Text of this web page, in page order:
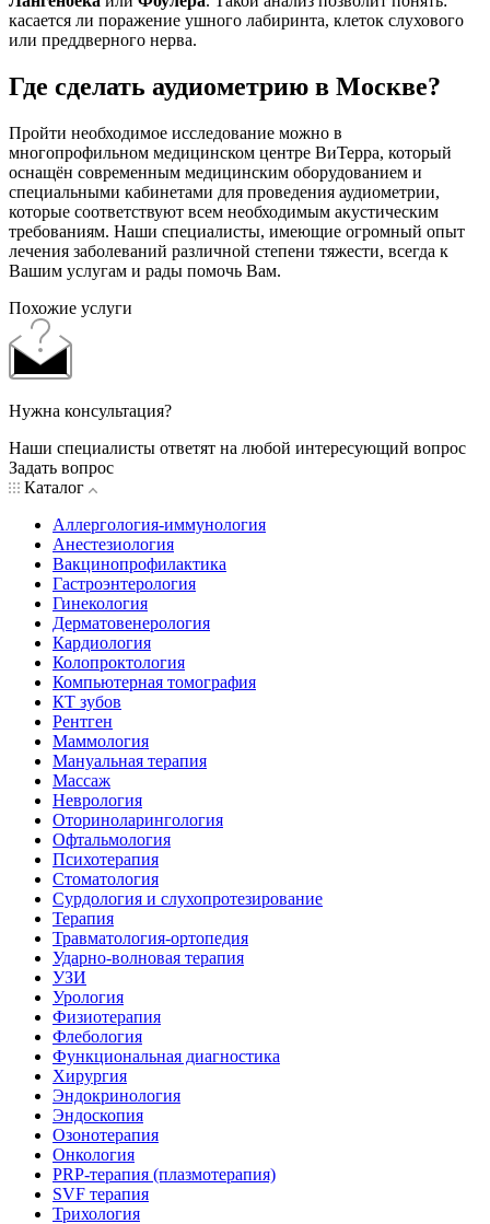
касается ли поражение ушного лабиринта, клеток слухового
или преддверного нерва.
Где сделать аудиометрию в Москве?
Пройти необходимое исследование можно в
многопрофильном медицинском центре ВиТерра, который
оснащён современным медицинским оборудованием и
специальными кабинетами для проведения аудиометрии,
которые соответствуют всем необходимым акустическим
требованиям. Наши специалисты, имеющие огромный опыт
лечения заболеваний различной степени тяжести, всегда к
Вашим услугам и рады помочь Вам.
Похожие услуги
Нужна консультация?
Наши специалисты ответят на любой интересующий вопрос
Задать вопрос
Каталог
Аллергология-иммунология
Анестезиология
Вакцинопрофилактика
Гастроэнтерология
Гинекология
Дерматовенерология
Кардиология
Колопроктология
Компьютерная томография
КТ зубов
Рентген
Маммология
Мануальная терапия
Массаж
Неврология
Оториноларингология
Офтальмология
Психотерапия
Стоматология
Сурдология и слухопротезирование
Терапия
Травматология-ортопедия
Ударно-волновая терапия
УЗИ
Урология
Физиотерапия
Флебология
Функциональная диагностика
Хирургия
Эндокринология
Эндоскопия
Озонотерапия
Онкология
PRP-терапия (плазмотерапия)
SVF терапия
Трихология